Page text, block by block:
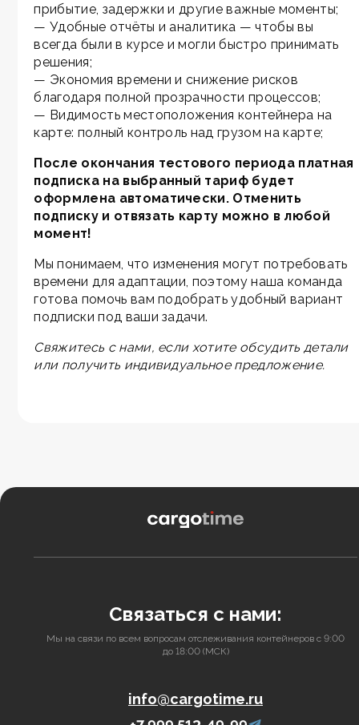
прибытие, задержки и другие важные моменты;
— Удобные отчёты и аналитика — чтобы вы
всегда были в курсе и могли быстро принимать
решения;
— Экономия времени и снижение рисков
благодаря полной прозрачности процессов;
— Видимость местоположения контейнера на
карте: полный контроль над грузом на карте;
После окончания тестового периода платная
подписка на выбранный тариф будет
оформлена автоматически. Отменить
подписку и отвязать карту можно в любой
момент!
Мы понимаем, что изменения могут потребовать
времени для адаптации, поэтому наша команда
готова помочь вам подобрать удобный вариант
подписки под ваши задачи.
Свяжитесь с нами, если хотите обсудить детали
или получить индивидуальное предложение.
Связаться с нами:
Мы на связи по всем вопросам отслеживания контейнеров с 9:00
до 18:00 (МСК)
info@cargotime.ru